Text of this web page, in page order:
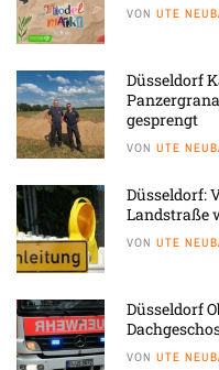
VON UTE
Düsseldorf
gesprengt
VON UTE
Düsseldorf:
Landstraße
VON UTE
Düsseldorf
VON UTE